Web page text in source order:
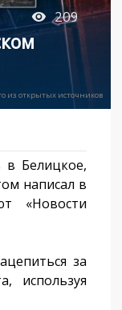
209
из открытых источников
Белицкое,
написал в
«Новости
за
используя